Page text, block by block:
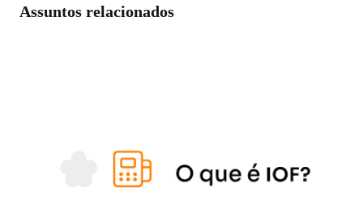
Assuntos relacionados